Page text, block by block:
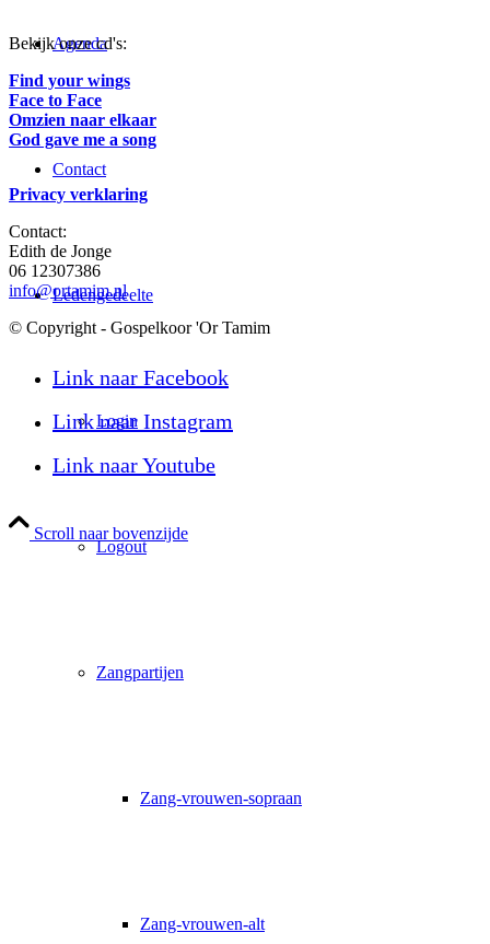
Agenda
Contact
Ledengedeelte
Login
Logout
Zangpartijen
Zang-vrouwen-sopraan
Zang-vrouwen-alt
Bekijk onze cd's:
Find your wings
Face to Face
Omzien naar elkaar
God gave me a song
Privacy verklaring
Contact:
Edith de Jonge
06 12307386
info@ortamim.nl
© Copyright - Gospelkoor 'Or Tamim
Link naar Facebook
Link naar Instagram
Link naar Youtube
Scroll naar bovenzijde